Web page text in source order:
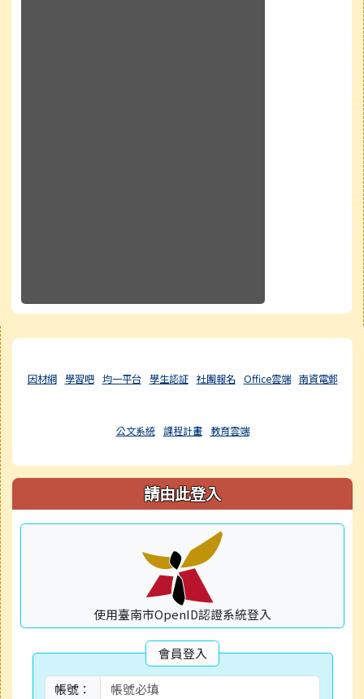
右邊區域內容
因材網 學習吧 均一平台 學生認証 社團報名 Office雲端 南資電郵
公文系統 課程計畫 教育雲端
請由此登入
使用臺南市OpenID認證系統登入
會員登入
帳號：